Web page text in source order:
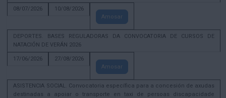
08/07/2026
10/08/2026
Amosar
DEPORTES. BASES REGULADORAS DA CONVOCATORIA DE CURSOS DE
NATACIÓN DE VERÁN 2026
17/06/2026
27/08/2026
Amosar
ASISTENCIA SOCIAL. Convocatoria específica para a concesión de axudas
destinadas a apoiar o transporte en taxi de persoas discapacidade